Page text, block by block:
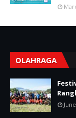
OLAHRAGA